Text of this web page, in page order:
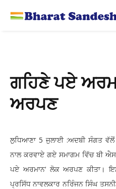
ਗਹਿਣੇ ਪਏ
ਅਰਪਣ
ਲੁਧਿਆਣਾ5ਜੁਲਾਈ:ਅਦਬੀ ਸੰਗਤ ਵੱਲੋਂ
ਨਾਲ ਕਰਵਾਏ ਗਏ ਸਮਾਗਮ ਵਿੱਚ ਬੀ ਐਸ
ਪਏ ਅਰਮਾਨ‘ਲੋਕ ਅਰਪਣ ਕੀਤਾ।
ਪ੍ਰਸਿੱਧ ਨਾਵਲਕਾਰ ਨਰਿੰਜਨ ਸਿੰਘ